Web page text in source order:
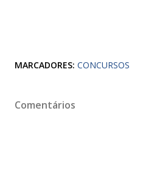
MARCADORES: CONCURSOS
Comentários